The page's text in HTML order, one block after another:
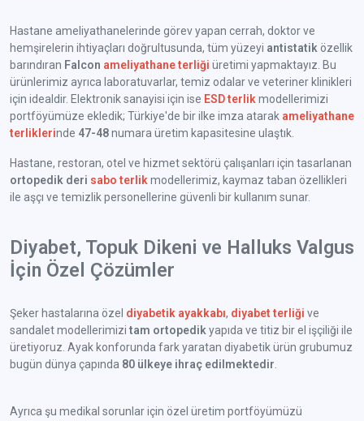
Hastane ameliyathanelerinde görev yapan cerrah, doktor ve
hemşirelerin ihtiyaçları doğrultusunda, tüm yüzeyi antistatik özellik
barındıran Falcon ameliyathane terliği üretimi yapmaktayız. Bu
ürünlerimiz ayrıca laboratuvarlar, temiz odalar ve veteriner klinikleri
için idealdir. Elektronik sanayisi için ise ESD terlik modellerimizi
portföyümüze ekledik; Türkiye'de bir ilke imza atarak ameliyathane
terliklerinde 47-48numara üretim kapasitesine ulaştık.
Hastane, restoran, otel ve hizmet sektörü çalışanları için tasarlanan
ortopedik deri sabo terlik modellerimiz, kaymaz taban özellikleri
ile aşçı ve temizlik personellerine güvenli bir kullanım sunar.
Diyabet, Topuk Dikeni ve Halluks Valgus
İçin Özel Çözümler
Şeker hastalarına özel diyabetik ayakkabı, diyabet terliği ve
sandalet modellerimizi tam ortopedik yapıda ve titiz bir el işçiliği ile
üretiyoruz. Ayak konforunda fark yaratan diyabetik ürün grubumuz
bugün dünya çapında 80 ülkeye ihraç edilmektedir
Ayrıca şu medikal sorunlar için özel üretim portföyümüzü